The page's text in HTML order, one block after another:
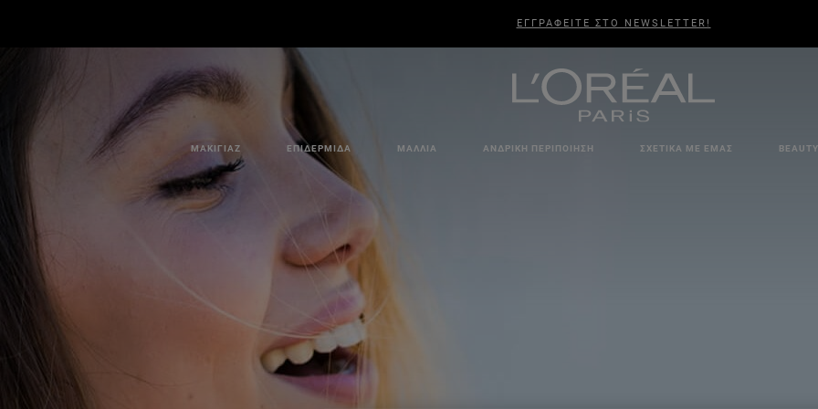
ΕΓΓΡΑΦΕΙΤΕ ΣΤΟ NEWSLETTER!
ΜΑΚΙΓΙΆΖ ΕΠΙΔΕΡΜΊΔΑ ΜΑΛΛΙΆ ΑΝΔΡΙΚΉ ΠΕΡΙΠΟΊΗΣΗ ΣΧΕΤΙΚΆ ΜΕ ΕΜΆΣ